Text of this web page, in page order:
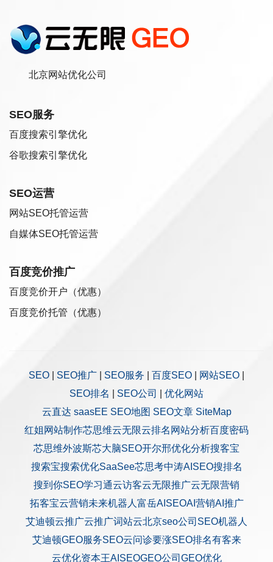
北京网站优化公司
SEO服务
百度搜索引擎优化
谷歌搜索引擎优化
SEO运营
网站SEO托管运营
自媒体SEO托管运营
百度竞价推广
百度竞价开户（优惠）
百度竞价托管（优惠）
SEO SEO推广 SEO服务 百度SEO 网站SEO
SEO排名
SEO公司
优化网站
云直达 saasEE SEO地图 SEO文章 SiteMap
红姐网站制作芯思维云无限云排名 网站分析百度密码
芯思维外波斯芯大脑SEO开尔邢优化分析搜客宝
搜索宝搜索优化SaaSee芯思考中涛AISEO搜排名
搜到你SEO学习通云访客云无限推广云无限营销
拓客宝云营销未来机器人 富岳AISEOAI营销AI推广
艾迪顿云推广云推广词站云北京seo公司 SEO机器人
艾迪顿GEO服务SEO云问诊要涨SEO排名有客来
云优化资本王AISEOGEO公司 GEO优化